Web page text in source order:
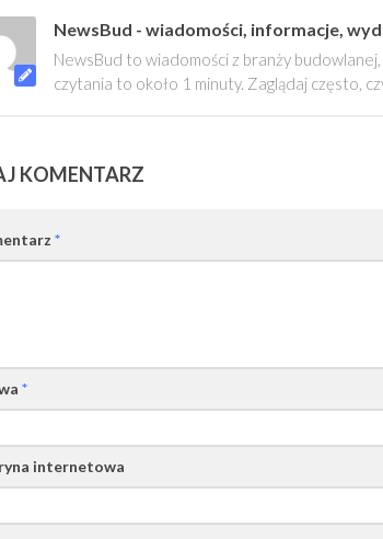
NewsBud - wiadomości, informacje,
NewsBud to wiadomości z branży
czytania to około 1 minuty. Zaglądaj często,
KOMENTARZ
*
*
internetowa